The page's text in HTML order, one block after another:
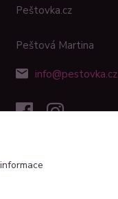
Peštovka.cz
Peštová Martina
info@pestovka.cz